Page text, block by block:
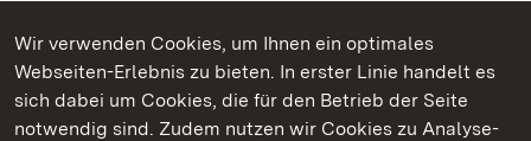
Wir verwenden Cookies, um Ihnen ein optimales
Webseiten-Erlebnis zu bieten. In erster Linie handelt es
sich dabei um Cookies, die für den Betrieb der Seite
notwendig sind. Zudem nutzen wir Cookies zu Analyse-
Kommen. Staunen. Genießen.